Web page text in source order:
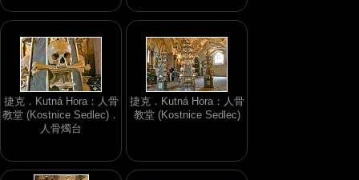
捷克．Kutná Hora：人骨
教堂 (Kostnice Sedlec)．
人骨燭台
捷克．Kutná Hora：人骨
教堂 (Kostnice Sedlec)